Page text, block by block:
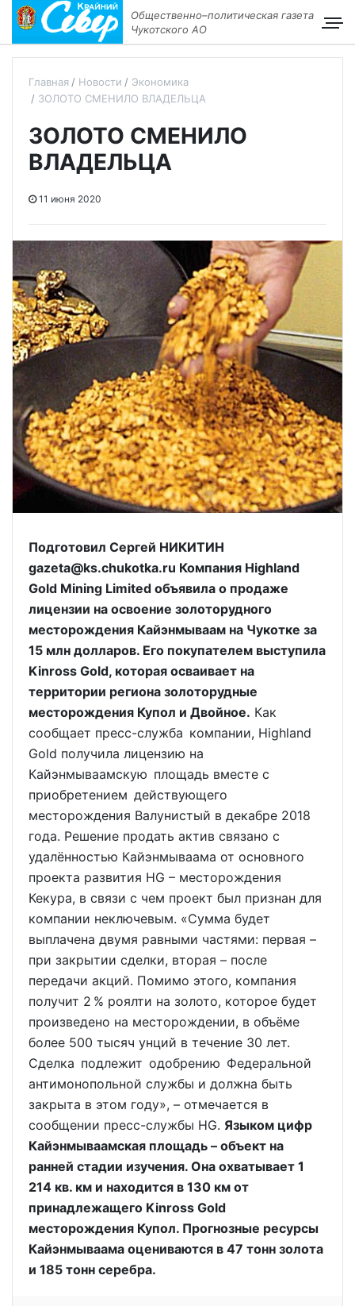
Общественно–политическая газета
Чукотского АО
Главная Новости
Экономика
ЗОЛОТО СМЕНИЛО ВЛАДЕЛЬЦА
ЗОЛОТО СМЕНИЛО
ВЛАДЕЛЬЦА
11 июня 2020
Подготовил Сергей НИКИТИН
gazeta@ks.chukotka.ru Компания Highland
Gold Mining Limited объявила о продаже
лицензии на освоение золоторудного
месторождения Кайэнмываам на Чукотке за
15 млн долларов. Его покупателем выступила
Kinross Gold, которая осваивает на
территории региона золоторудные
месторождения Купол и Двойное. Как
сообщает пресс-служба компании, Highland
Gold получила лицензию на
Кайэнмываамскую площадь вместе с
приобретением действующего
месторождения Валунистый в декабре 2018
года. Решение продать актив связано с
удалённостью Кайэнмываама от основного
проекта развития HG – месторождения
Кекура, в связи с чем проект был признан для
компании неключевым. «Сумма будет
выплачена двумя равными частями: первая –
при закрытии сделки, вторая – после
передачи акций. Помимо этого, компания
получит 2 % роялти на золото, которое будет
произведено на месторождении, в объёме
более 500 тысяч унций в течение 30 лет.
Сделка подлежит одобрению Федеральной
антимонопольной службы и должна быть
закрыта в этом году», – отмечается в
сообщении пресс-службы HG. Языком цифр
Кайэнмываамская площадь – объект на
ранней стадии изучения. Она охватывает 1
214 кв. км и находится в 130 км от
принадлежащего Kinross Gold
месторождения Купол. Прогнозные ресурсы
Кайэнмываама оцениваются в 47 тонн золота
и 185 тонн серебра.